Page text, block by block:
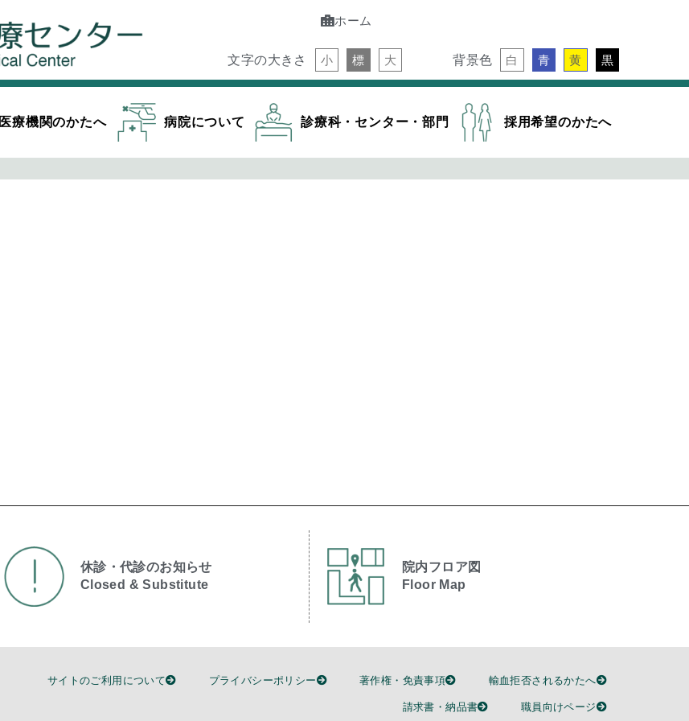
ホーム
文字の大きさ 小 標 大 背景色 白 青 黄 黒
医療機関のかたへ 病院について 診療科・センター・部門 採用希望のかたへ
休診・代診のお知らせ
Closed & Substitute​
院内フロア図
Floor Map
サイトのご利用について プライバシーポリシー 著作権・免責事項 輸血拒否されるかたへ
請求書・納品書 職員向けページ